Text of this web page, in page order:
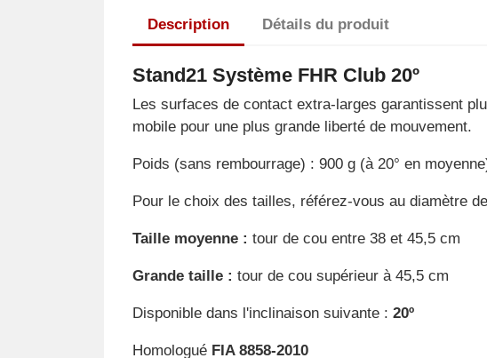
Description Détails du produit
Stand21 Système FHR Club 20º
Les surfaces de contact extra-larges garantissent
mobile pour une plus grande liberté de mouvement.
Poids (sans rembourrage) : 900 g (à 20° en
Pour le choix des tailles, référez-vous au diamètre
Taille moyenne : tour de cou entre 38 et 45,5 cm
Grande taille : tour de cou supérieur à 45,5 cm
Disponible dans l'inclinaison suivante : 20º
Homologué FIA 8858-2010